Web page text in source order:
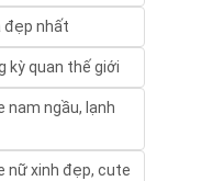
đẹp nhất
kỳ quan thế giới
nam ngầu, lạnh
nữ xinh đẹp, cute